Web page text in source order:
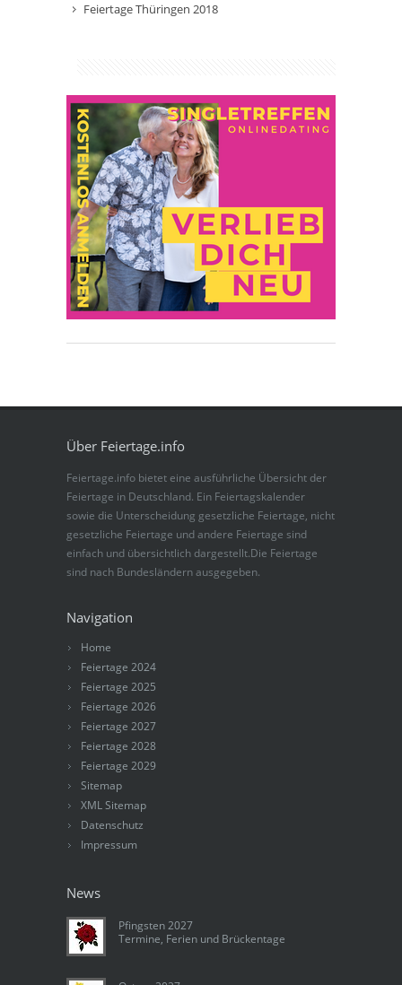
Feiertage Thüringen 2018
Über Feiertage.info
Feiertage.info bietet eine ausführliche Übersicht der
Feiertage in Deutschland. Ein Feiertagskalender
sowie die Unterscheidung gesetzliche Feiertage, nicht
gesetzliche Feiertage und andere Feiertage sind
einfach und übersichtlich dargestellt.Die Feiertage
sind nach Bundesländern ausgegeben.
Navigation
Home
Feiertage 2024
Feiertage 2025
Feiertage 2026
Feiertage 2027
Feiertage 2028
Feiertage 2029
Sitemap
XML Sitemap
Datenschutz
Impressum
News
Pfingsten 2027
Termine, Ferien und Brückentage